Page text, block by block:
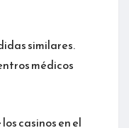
similares.
médicos
casinos en el